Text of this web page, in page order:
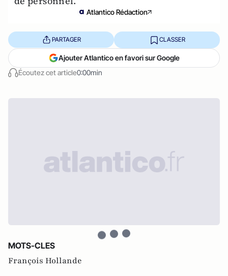
Atlantico Rédaction
Écoutez cet article0:00min
PARTAGER CLASSER
Ajouter Atlantico en favori sur Google
MOTS-CLES
François Hollande